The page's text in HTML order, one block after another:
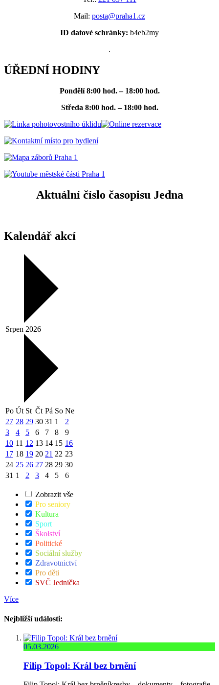
Mail: posta@praha1.cz
ID datové schránky: b4eb2my
.
ÚŘEDNÍ HODINY
Pondělí 8:00 hod. – 18:00 hod.
Středa 8:00 hod. – 18:00 hod.
Aktuální číslo časopisu Jedna
Kalendář akcí
Srpen 2026
Po Út St Čt Pá So Ne
27 28 29 30 31 1
2
3
4 5 6 7 8
9
10 11 12 13 14 15 16
17 18 19 20 21 22 23
24 25 26 27 28 29 30
31 1 2 3 4 5 6
Zobrazit vše
Pro seniory
Kultura
Sport
Školství
Politické
Sociální služby
Zdravotnictví
Pro děti
SVČ Jednička
Více
Nejbližší události:
05.03.2026
Filip Topol: Král bez brnění